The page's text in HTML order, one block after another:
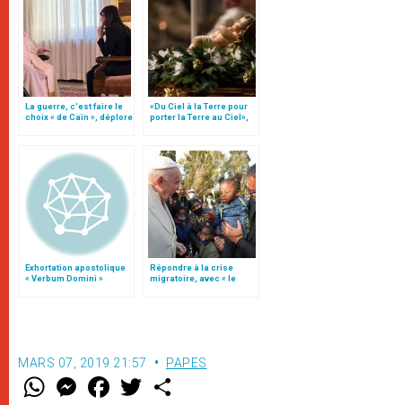
La guerre, c’est faire le
choix « de Caïn », déplore
«Du Ciel à la Terre pour
porter la Terre au Ciel»,
Exhortation apostolique
« Verbum Domini »
Répondre à la crise
migratoire, avec « le
MARS 07, 2019 21:57 PAPES
W M
e
F
a w